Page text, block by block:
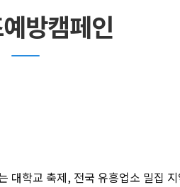
방캠페인
대학교 축제, 전국 유흥업소 밀집 지